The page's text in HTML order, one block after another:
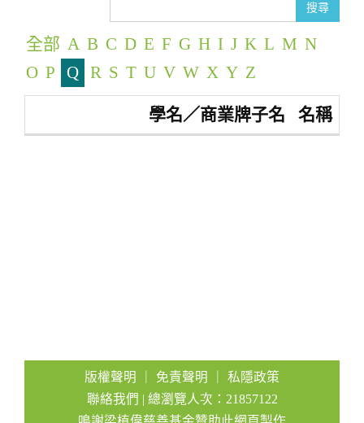
t
搜尋
全部 A B C D E F G H I J K L M N
O P Q R S T U V W X Y Z
學名／商業牌子名 名稱
版權聲明 免責聲明
私隱政策
聯絡我們 | 總瀏覽人次：21857122